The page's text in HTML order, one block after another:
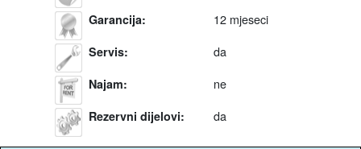
Garancija: 12 mjeseci
Servis: da
Najam: ne
Rezervni dijelovi: da